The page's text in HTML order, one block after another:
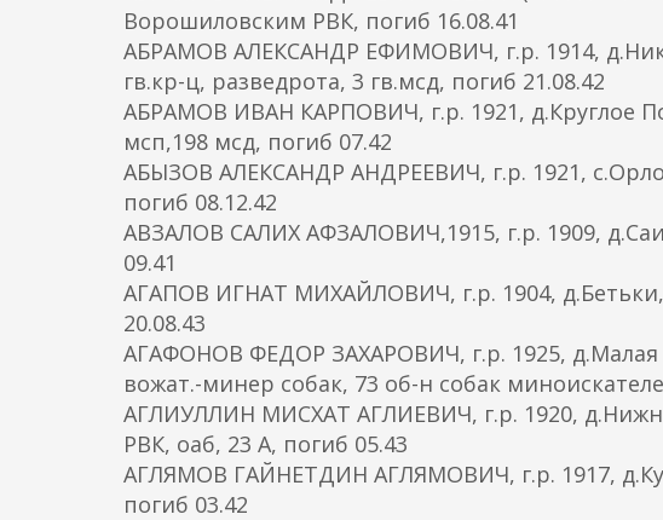
Ворошиловским РВК, погиб 16.08.41
АБРАМОВ АЛЕКСАНДР ЕФИМОВИЧ, г.р. 1914,
гв.кр-ц, разведрота, 3 гв.мсд, погиб 21.08.42
АБРАМОВ ИВАН КАРПОВИЧ, г.р. 1921, д.Круглое
мсп,198 мсд, погиб 07.42
АБЫЗОВ АЛЕКСАНДР АНДРЕЕВИЧ, г.р. 1921,
погиб 08.12.42
АВЗАЛОВ САЛИХ АФЗАЛОВИЧ,1915, г.р. 1909,
09.41
АГАПОВ ИГНАТ МИХАЙЛОВИЧ, г.р. 1904,
20.08.43
АГАФОНОВ ФЕДОР ЗАХАРОВИЧ, г.р. 1925,
вожат.-минер собак, 73 об-н собак
АГЛИУЛЛИН МИСХАТ АГЛИЕВИЧ, г.р. 1920,
РВК, оаб, 23 А, погиб 05.43
АГЛЯМОВ ГАЙНЕТДИН АГЛЯМОВИЧ, г.р. 1917,
погиб 03.42